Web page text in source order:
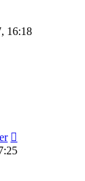
16:18